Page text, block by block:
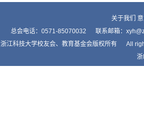
关于我们
总会电话：0571-85070032 联系邮箱：
浙江科技大学校友会、教育基金会版权所有 All